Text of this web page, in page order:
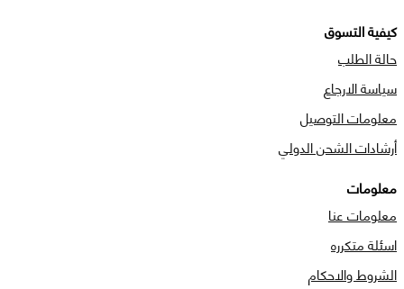
كيفية التسوق
حالة الطلب
سياسة الارجاع
معلومات التوصيل
أرشادات الشحن الدولي
معلومات
معلومات عنا
اسئلة متكرره
الشروط والاحكام